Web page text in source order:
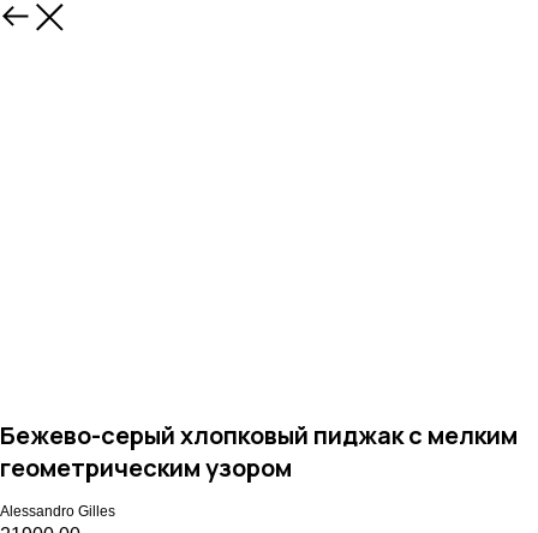
Назад
Бежево-серый хлопковый пиджак с мелким
геометрическим узором
Alessandro Gilles